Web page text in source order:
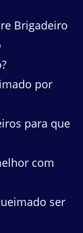
Brigadeiro
por
para que
com
ser